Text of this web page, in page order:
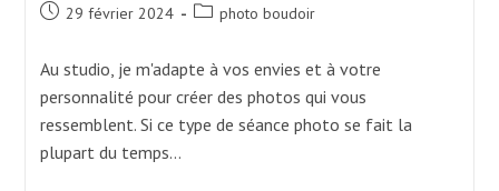
Post 29 février 2024
Postphoto boudoir
Au studio, je m'adapte à vos envies et à votre
personnalité pour créer des photos qui vous
ressemblent. Si ce type de séance photo se fait la
plupart du temps…